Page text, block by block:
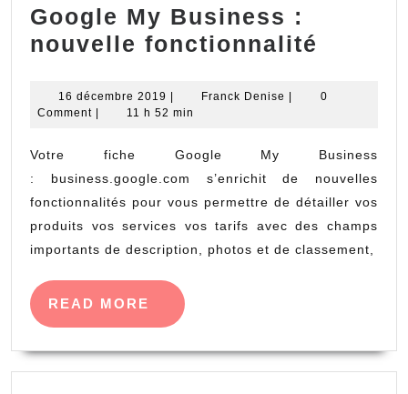
Google My Business :
nouvelle fonctionnalité
16 décembre 2019 16
décembre
Franck Denise Franck0
Comment
11 h 52 min
Votre fiche Google My Business
: business.google.com s’enrichit de nouvelles
fonctionnalités pour vous permettre de détailler vos
produits vos services vos tarifs avec des champs
importants de description, photos et de classement,
READ MORE
READ
MORE